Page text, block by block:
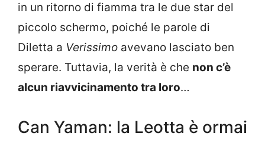
in un ritorno di fiamma tra le due star del
piccolo schermo, poiché le parole di
Diletta a Verissimo avevano lasciato ben
sperare. Tuttavia, la verità è che non c’è
alcun riavvicinamento tra loro…
Can Yaman: la Leotta è ormai